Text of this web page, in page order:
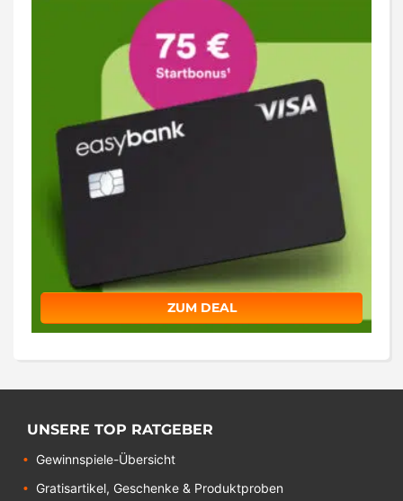
ZUM DEAL
UNSERE TOP RATGEBER
Gewinnspiele-Übersicht
Gratisartikel, Geschenke & Produktproben